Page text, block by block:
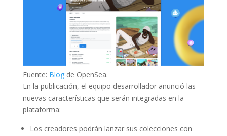
Fuente: Blogde OpenSea.
En la publicación, el equipo desarrollador anunció las
nuevas características que serán integradas en la
plataforma:
Los creadores podrán lanzar sus colecciones con